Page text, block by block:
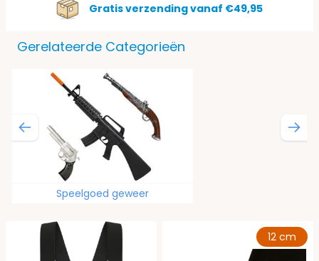
Gratis verzending vanaf €49,95
Gerelateerde Categorieën
Speelgoed geweer
12 cm